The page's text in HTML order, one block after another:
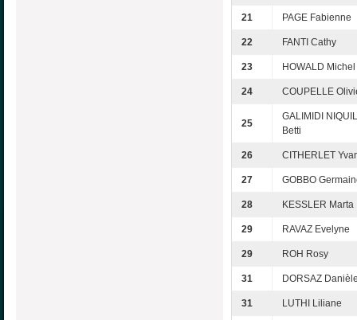
21 PAGE Fabienne
22 FANTI Cathy
23 HOWALD Michel
24 COUPELLE
25
GALIMIDI
Betti
26 CITHERLET
27 GOBBO
28 KESSLER Marta
29 RAVAZ Evelyne
29 ROH Rosy
31 DORSAZ
31 LUTHI Liliane